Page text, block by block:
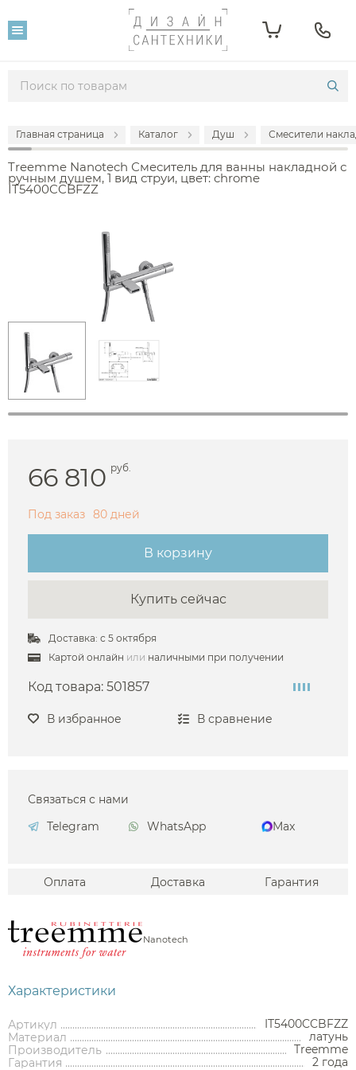
Главная страница Каталог Душ Смесители
Treemme Nanotech Смеситель для ванны накладной с
ручным душем, 1 вид струи, цвет: chrome
IT5400CCBFZZ
66 810 руб.
Под заказ 80 дней
В корзину
Купить сейчас
Доставка: с 5 октября
Картой онлайн или наличными при получении
Код товара: 501857
В избранное В сравнение
Связаться с нами
Telegram
WhatsApp Max
Оплата Доставка Гарантия
Nanotech
Характеристики
Артикул
IT5400CCBFZZ
Материал
латунь
Производитель
Treemme
Гарантия
2 года